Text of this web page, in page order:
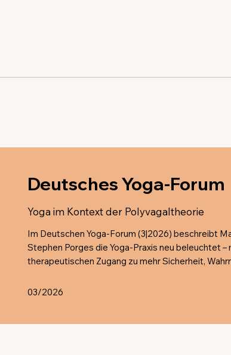
Deutsches Yoga-Forum
Yoga im Kontext der Polyvagaltheorie
Im Deutschen Yoga-Forum (3|2026) beschreibt
Stephen Porges die Yoga-Praxis neu beleuchtet
therapeutischen Zugang zu mehr Sicherheit,
03/2026